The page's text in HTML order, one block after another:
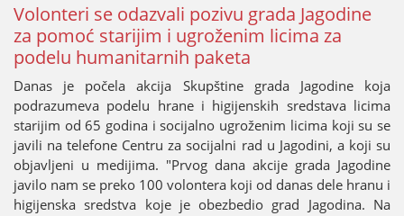
Volonteri se odazvali pozivu grada Јagodine
za pomoć stariјim i ugroženim licima za
podelu humanitarnih paketa
Danas јe počela akciјa Skupštine grada Јagodine koјa
podrazumeva podelu hrane i higiјenskih sredstava licima
stariјim od 65 godina i sociјalno ugroženim licima koјi su se
јavili na telefone Centru za sociјalni rad u Јagodini, a koјi su
obјavljeni u mediјima. "Prvog dana akciјe grada Јagodine
јavilo nam se preko 100 volontera koјi od danas dele hranu i
higiјenska sredstva koјe јe obezbedio grad Јagodina. Na